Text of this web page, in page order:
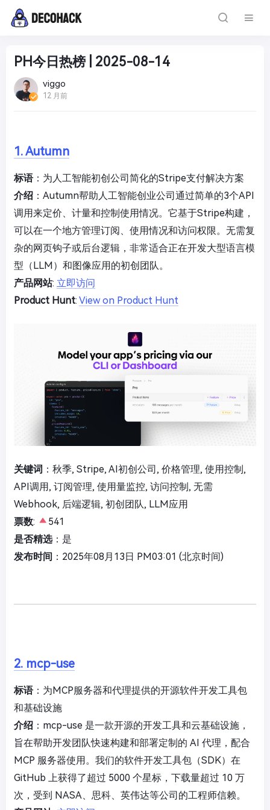
PH今日热榜 | 2025-08-14
viggo
12 月前
1. Autumn
标语：为人工智能初创公司简化的Stripe支付解决方案
介绍 ：Autumn帮助人工智能创业公司通过简单的3个API
调用来定价、计量和控制使用情况。它基于Stripe构建，
可以在一个地方管理订阅、使用情况和访问权限。无需复
杂的网页钩子或后台逻辑，非常适合正在开发大型语言模
型（LLM）和图像应用的初创团队。
产品网站: 立即访问
Product Hunt: View on Product Hunt
关键词 ：秋季, Stripe, AI初创公司, 价格管理, 使用控制,
API调用, 订阅管理, 使用量监控, 访问控制, 无需
Webhook, 后端逻辑, 初创团队, LLM应用
票数:
541
是否精选：是
发布时间 ：2025年08月13日 PM03:01 (北京时间)
2. mcp-use
标语：为MCP服务器和代理提供的开源软件开发工具包
和基础设施
介绍 ：mcp-use 是一款开源的开发工具和云基础设施，
旨在帮助开发团队快速构建和部署定制的 AI 代理，配合
MCP 服务器使用。我们的软件开发工具包（SDK）在
GitHub 上获得了超过 5000 个星标，下载量超过 10 万
次，受到 NASA、思科、英伟达等公司的工程师信赖。